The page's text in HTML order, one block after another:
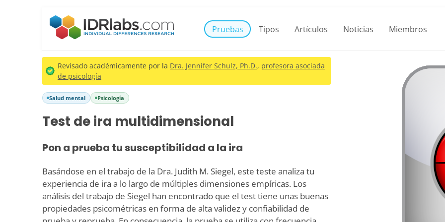
Pruebas Tipos Artículos Noticias Miembros
Revisado académicamente por la Dra. Jennifer Schulz, Ph.D., profesora asociada
de psicología
Salud mental Psicología
Test de ira multidimensional
Pon a prueba tu susceptibilidad a la ira
Basándose en el trabajo de la Dra. Judith M. Siegel, este teste analiza tu
experiencia de ira a lo largo de múltiples dimensiones empíricas. Los
análisis del trabajo de Siegel han encontrado que el test tiene unas buenas
propiedades psicométricas en forma de alta validez y confiabilidad de